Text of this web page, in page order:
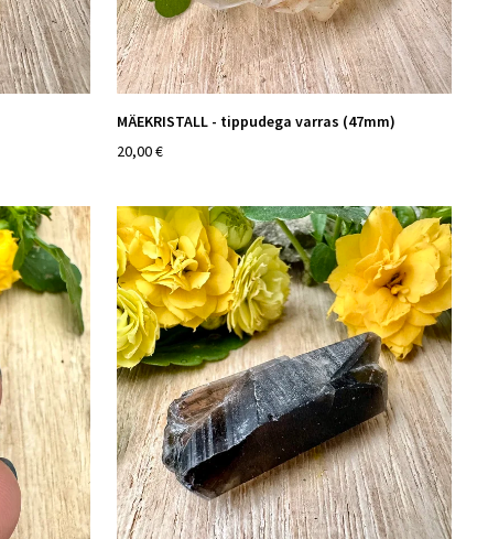
MÄEKRISTALL - tippudega varras (47mm)
20,00 €